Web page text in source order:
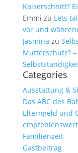
Kaiserschnitt?
Emmi zu Lets
vor und
Jasmina zu
Mutterschutz?
Categories
Ausstattung &
Das ABC des
Elterngeld und
empfehlenswert
Familienzeit
Gastbeitrag